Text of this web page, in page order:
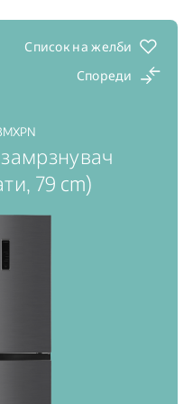
за свежина
висока
Список на желби
Спореди
79 cm)